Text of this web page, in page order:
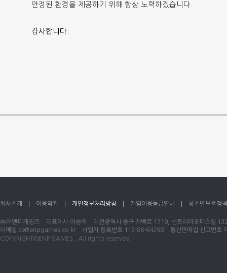
안정된 환경을 제공하기 위해 항상 노력하겠습니다.
감사합니다.
회사소개 이용약관 개인정보처리방침 게임이용등급안내 청소년보호정책
㈜이엔피게임즈 대표이사 이승재
대전광역시 중구 계백로 1719, 센트리아오피스텔
이메일 cs@enpgames.co.kr 사업자 등록번호 113-86-64298
통신판매업 신고번호
COPYRIGHT©ENP GAMES., All rights reserved.